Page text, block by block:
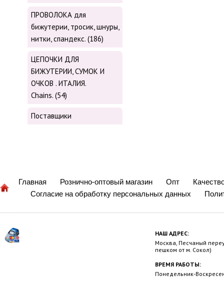
ПРОВОЛОКА для
бижутерии, тросик, шнуры,
нитки, cпандекс. (186)
ЦЕПОЧКИ ДЛЯ
БИЖУТЕРИИ, СУМОК И
ОЧКОВ . ИТАЛИЯ.
Chains. (54)
Поставщики
Главная Рознично-оптовый магазин Опт
Согласие на обработку персональных данных
НАШ АДРЕС:
Москва, Песчаный
пешком от м. Сокол)
ВРЕМЯ РАБОТЫ:
Понедельник-